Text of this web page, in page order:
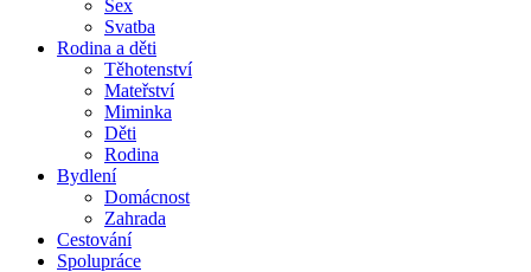
Sex
Svatba
Rodina a děti
Těhotenství
Mateřství
Miminka
Děti
Rodina
Bydlení
Domácnost
Zahrada
Cestování
Spolupráce